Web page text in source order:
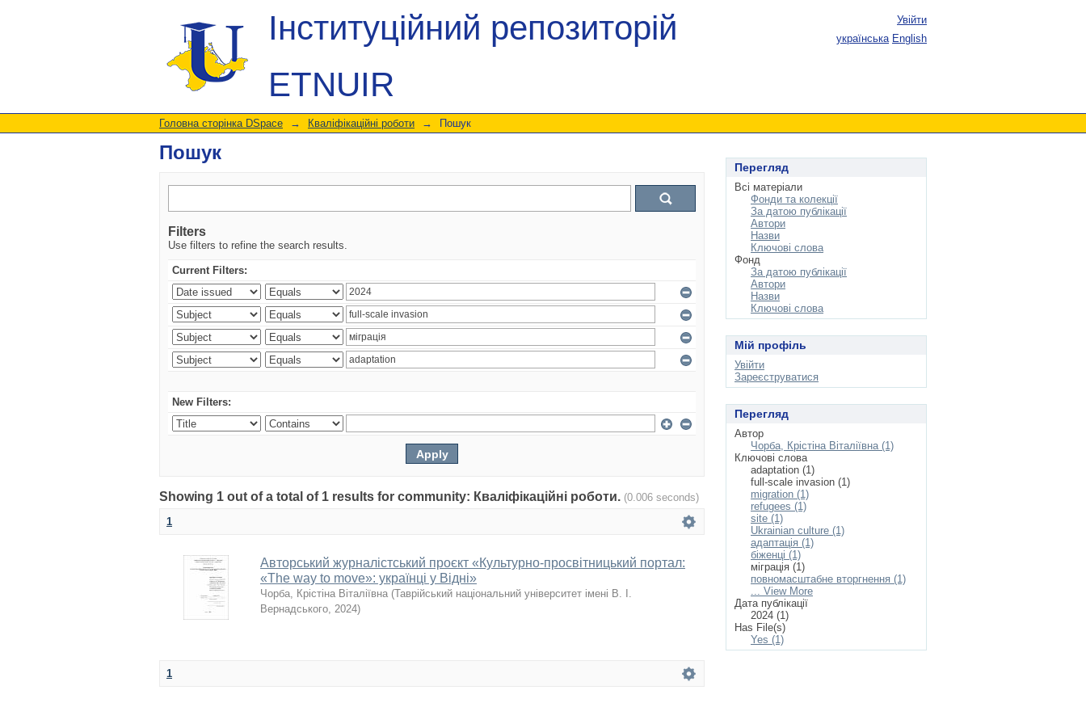
Інституційний репозиторій
ETNUIR
Увійти
українська English
Головна сторінка DSpace → Кваліфікаційні роботи → Пошук
Пошук
Filters
Use filters to refine the search results.
Current Filters:
New Filters:
Showing 1 out of a total of 1 results for community: Кваліфікаційні роботи. (0.006 seconds)
1
Авторський журналістський проєкт «Культурно-просвітницький портал:
«The way to move»: українці у Відні»
Чорба, Крістіна Віталіївна (Таврійський національний університет імені В. І.
Вернадського, 2024)
1
Перегляд
Всі матеріали
Фонди та колекції
За датою публікації
Автори
Назви
Ключові слова
Фонд
За датою публікації
Автори
Назви
Ключові слова
Мій профіль
Увійти
Зареєструватися
Перегляд
Автор
Чорба, Крістіна Віталіївна (1)
Ключові слова
adaptation (1)
full-scale invasion (1)
migration (1)
refugees (1)
site (1)
Ukrainian culture (1)
адаптація (1)
біженці (1)
міграція (1)
повномасштабне вторгнення (1)
... View More
Дата публікації
2024 (1)
Has File(s)
Yes (1)